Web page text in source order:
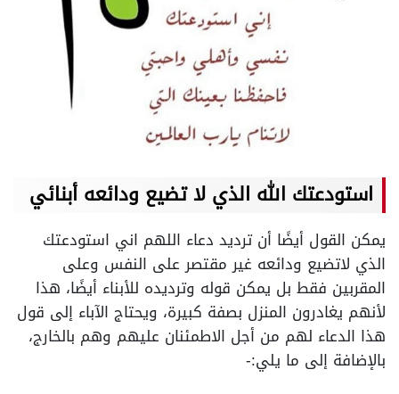
استودعتك الله الذي لا تضيع ودائعه أبنائي
يمكن القول أيضًا أن ترديد دعاء اللهم اني استودعتك
الذي لاتضيع ودائعه غير مقتصر على النفس وعلى
المقربين فقط بل يمكن قوله وترديده للأبناء أيضًا، هذا
لأنهم يغادرون المنزل بصفة كبيرة، ويحتاج الآباء إلى قول
هذا الدعاء لهم من أجل الاطمئنان عليهم وهم بالخارج،
بالإضافة إلى ما يلي:-